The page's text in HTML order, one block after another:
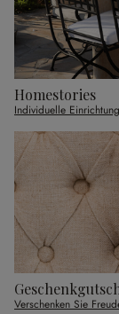
Homestories
Individuelle
Verschenken Sie